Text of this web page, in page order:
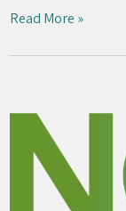
Read More »